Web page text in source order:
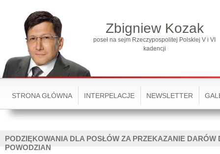
Zbigniew Kozak
poseł na sejm Rzeczypospolitej Polskiej V i VI
kadencji
STRONA GŁÓWNA INTERPELACJE NEWSLETTER
PODZIĘKOWANIA DLA POSŁÓW ZA PRZEKAZANIE DARÓW
POWODZIAN